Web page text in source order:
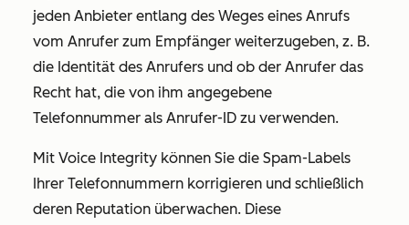
jeden Anbieter entlang des Weges eines Anrufs
vom Anrufer zum Empfänger weiterzugeben, z. B.
die Identität des Anrufers und ob der Anrufer das
Recht hat, die von ihm angegebene
Telefonnummer als Anrufer-ID zu verwenden.
Mit Voice Integrity können Sie die Spam-Labels
Ihrer Telefonnummern korrigieren und schließlich
deren Reputation überwachen. Diese